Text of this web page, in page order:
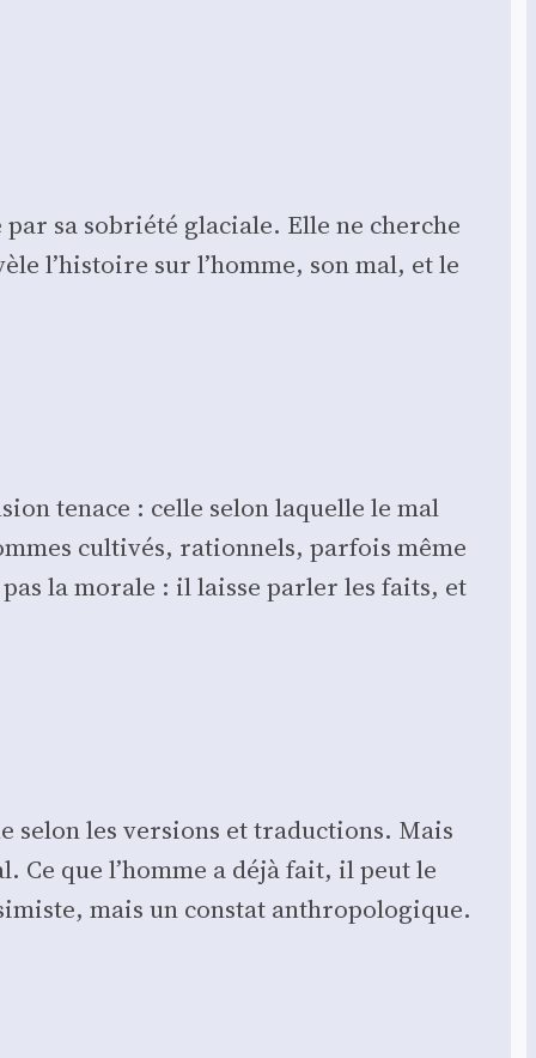
sa sobrié­té gla­ciale. Elle ne cherche
l’histoire sur l’homme, son mal, et le
tenace : celle selon laquelle le mal
culti­vés, ration­nels, par­fois même
la morale : il laisse par­ler les faits, et
selon les ver­sions et tra­duc­tions. Mais
Ce que l’homme a déjà fait, il peut le
mais un constat anthro­po­lo­gique.